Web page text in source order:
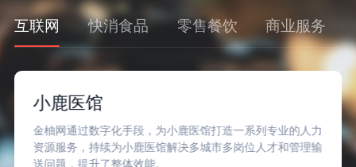
互联网 快消食品 零售餐饮 商业服务
Soul
金柚网通过大量的人才库和先进的数字化手段，为Soul精
准匹配人才，高效交付，确保了Soul业务的稳定发展。同
时对员工关怀与服务，也获得了员工的高度认可。